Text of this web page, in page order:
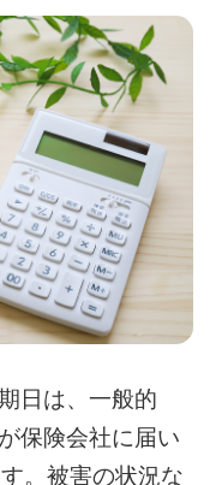
日は、一般的
保険会社に届い
。被害の状況な